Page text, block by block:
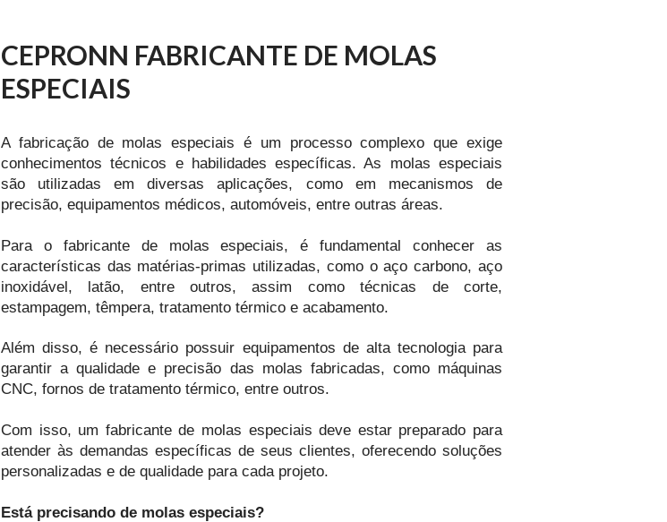
CEPRONN FABRICANTE DE MOLAS
ESPECIAIS
A fabricação de molas especiais é um processo complexo que exige
conhecimentos técnicos e habilidades específicas. As molas especiais
são utilizadas em diversas aplicações, como em mecanismos de
precisão, equipamentos médicos, automóveis, entre outras áreas.
Para o fabricante de molas especiais, é fundamental conhecer as
características das matérias-primas utilizadas, como o aço carbono, aço
inoxidável, latão, entre outros, assim como técnicas de corte,
estampagem, têmpera, tratamento térmico e acabamento.
Além disso, é necessário possuir equipamentos de alta tecnologia para
garantir a qualidade e precisão das molas fabricadas, como máquinas
CNC, fornos de tratamento térmico, entre outros.
Com isso, um fabricante de molas especiais deve estar preparado para
atender às demandas específicas de seus clientes, oferecendo soluções
personalizadas e de qualidade para cada projeto.
Está precisando de molas especiais?